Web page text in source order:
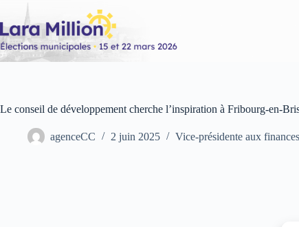
contenu
Le conseil de développement cherche l’inspiration à Fribourg-en-
agenceCC 2 juin 2025 Vice-présidente aux